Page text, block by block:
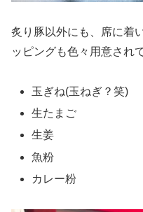
炙り豚以外にも、席に着
ッピングも色々用意され
玉ぎね(玉ねぎ？笑)
生たまご
生姜
魚粉
カレー粉